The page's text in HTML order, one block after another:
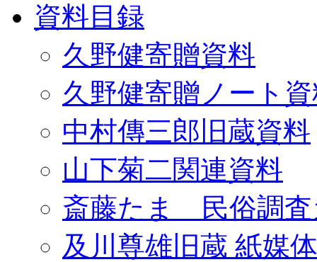
資料目録
久野健寄贈資料
久野健寄贈ノート
中村傳三郎旧蔵資料
山下菊二関連資料
斎藤たま 民俗調査
及川尊雄旧蔵 紙媒